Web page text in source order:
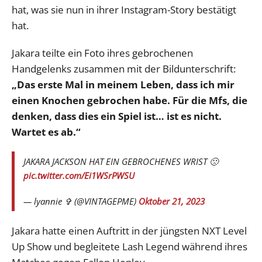
hat, was sie nun in ihrer Instagram-Story bestätigt
hat.
Jakara teilte ein Foto ihres gebrochenen
Handgelenks zusammen mit der Bildunterschrift:
„Das erste Mal in meinem Leben, dass ich mir
einen Knochen gebrochen habe. Für die Mfs, die
denken, dass dies ein Spiel ist… ist es nicht.
Wartet es ab.“
JAKARA JACKSON HAT EIN GEBROCHENES WRIST 🙁
pic.twitter.com/Ei1WSrPWSU
— lyannie ✞ (@VINTAGEPME) Oktober 21, 2023
Jakara hatte einen Auftritt in der jüngsten NXT Level
Up Show und begleitete Lash Legend während ihres